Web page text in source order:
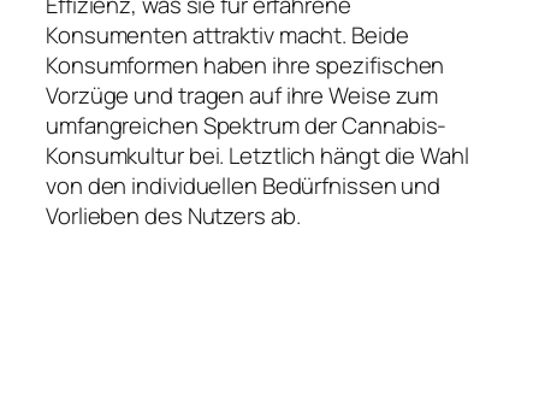
Konsumenten attraktiv macht. Beide
Konsumformen haben ihre spezifischen
Vorzüge und tragen auf ihre Weise zum
umfangreichen Spektrum der Cannabis-
Konsumkultur bei. Letztlich hängt die Wahl
von den individuellen Bedürfnissen und
Vorlieben des Nutzers ab.